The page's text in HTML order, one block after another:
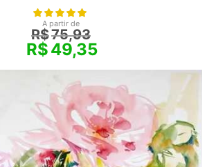
A partir de
R$75,93
R$49,35